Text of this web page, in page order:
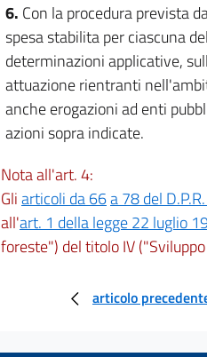
6. Con la procedura prevista
spesa stabilita per ciascuna
determinazioni applicative,
attuazione rientranti
anche erogazioni ad enti
azioni sopra indicate.
Nota all'art. 4:
Gliarticoli da 66a 78 del
all'art. 1 della legge 22 luglio
foreste") del titolo IV
articolo